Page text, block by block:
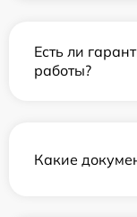
Есть ли
работы?
Какие